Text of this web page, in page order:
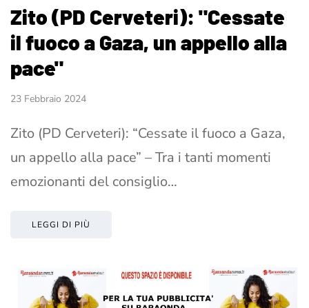
Zito (PD Cerveteri): "Cessate
il fuoco a Gaza, un appello alla
pace"
23 Febbraio 2024
Zito (PD Cerveteri): “Cessate il fuoco a Gaza,
un appello alla pace” – Tra i tanti momenti
emozionanti del consiglio…
LEGGI DI PIÙ